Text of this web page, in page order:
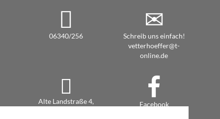
06340/256
Schreib uns einfach!
vetterhoeffer@t-
online.de
Alte Landstraße 4,
Facebook